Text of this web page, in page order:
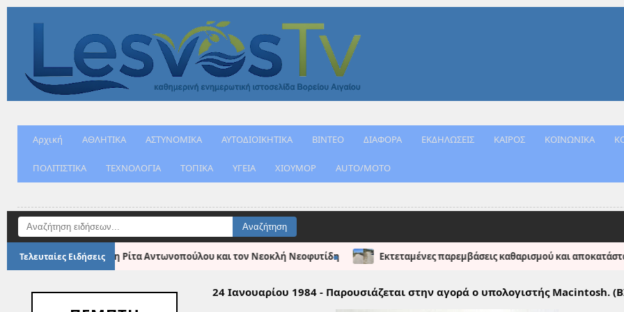
Αρχική ΑΘΛΗΤΙΚΑ ΑΣΤΥΝΟΜΙΚΑ ΑΥΤΟΔΙΟΙΚΗΤΙΚΑ ΒΙΝΤΕΟ ΔΙΑΦΟΡΑ ΕΚΔΗΛΩΣΕΙΣ ΚΑΙΡΟΣ ΚΟΙΝΩΝΙΚΑ
ΠΟΛΙΤΙΣΤΙΚΑ ΤΕΧΝΟΛΟΓΙΑ ΤΟΠΙΚΑ ΥΓΕΙΑ ΧΙΟΥΜΟΡ AUTO/MOTO
Τελευταίες Ειδήσεις
με τη Ρίτα Αντωνοπούλου και τον Νεοκλή Νεοφυτίδη
● Εκτεταμένες παρεμβάσεις καθαρισμού και αποκατάστασης στη
24 Ιανουαρίου 1984 - Παρουσιάζεται στην αγορά ο υπολογιστής Macintosh.